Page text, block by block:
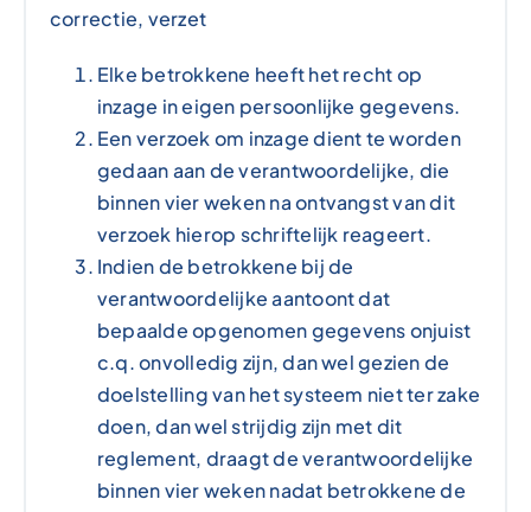
correctie, verzet
Elke betrokkene heeft het recht op
inzage in eigen persoonlijke gegevens.
Een verzoek om inzage dient te worden
gedaan aan de verantwoordelijke, die
binnen vier weken na ontvangst van dit
verzoek hierop schriftelijk reageert.
Indien de betrokkene bij de
verantwoordelijke aantoont dat
bepaalde opgenomen gegevens onjuist
c.q. onvolledig zijn, dan wel gezien de
doelstelling van het systeem niet ter zake
doen, dan wel strijdig zijn met dit
reglement, draagt de verantwoordelijke
binnen vier weken nadat betrokkene de